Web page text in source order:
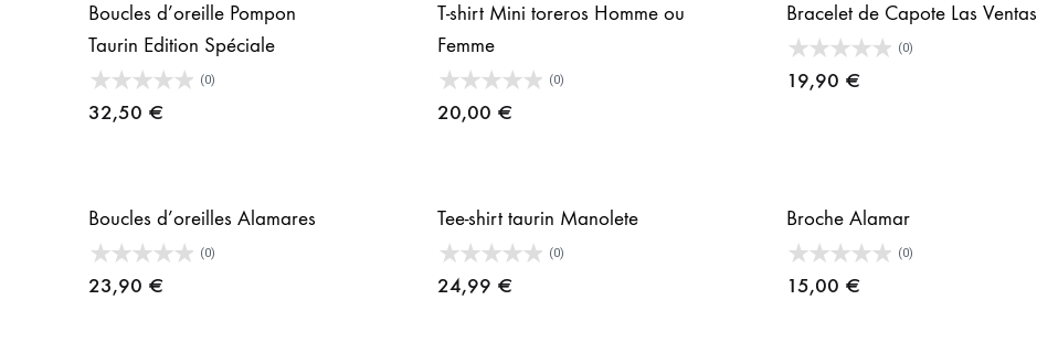
Boucles d’oreille Pompon
Taurin Edition Spéciale
(0)
32,50 €
T-shirt Mini toreros Homme ou
Femme
(0)
20,00 €
Bracelet de Capote Las Ventas
(0)
19,90 €
Boucles d’oreilles Alamares
(0)
23,90 €
Tee-shirt taurin Manolete
(0)
24,99 €
Broche Alamar
(0)
15,00 €